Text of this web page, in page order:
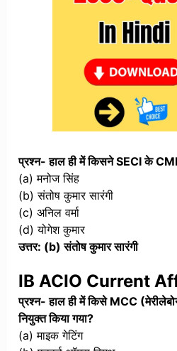
प्रश्न- हाल ही में किसने SECI के
(a) मनोज सिंह
(b) संतोष कुमार सारंगी
(c) अनिल वर्मा
(d) योगेश कुमार
उत्तर: (b) संतोष कुमार सारंगी
IB ACIO Current
प्रश्न- हाल ही में किसे MCC
नियुक्त किया गया?
(a) माइक गेटिंग